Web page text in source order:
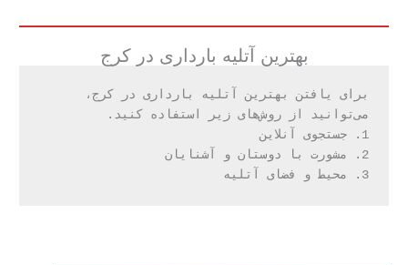
بهترین آتلیه بارداری در کرج
می‌توانید از روش‌های زیر استفاده کنید.
1. جستجوی آنلاین
2. مشورت با دوستان و آشنایان
3. محیط و فضای آتلیه